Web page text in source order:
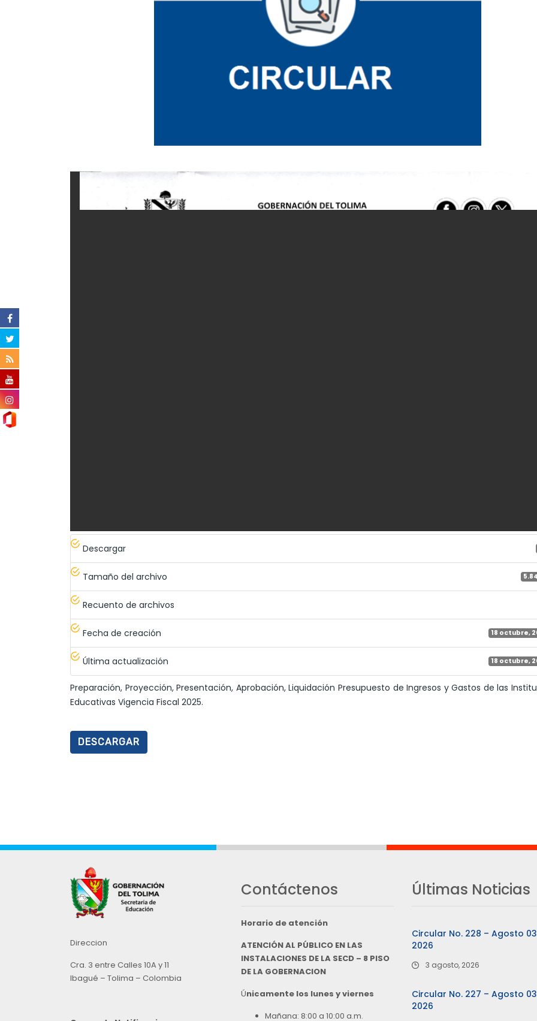
Descargar
Tamaño del archivo
Recuento de archivos
Fecha de creación 18 octubre,
Última actualización 18 octubre,
Preparación, Proyección, Presentación, Aprobación, Liquidación Presupuesto de Ingresos y Gastos de las
Educativas Vigencia Fiscal 2025.
DESCARGAR
Direccion
Cra. 3 entre Calles 10A y 11
Ibagué – Tolima – Colombia
Contáctenos
Horario de atención
ATENCIÓN AL PÚBLICO EN LAS
INSTALACIONES DE LA SECD – 8 PISO
DE LA GOBERNACION
Únicamente los lunes y viernes
Mañana: 8:00 a 10:00 a.m.
Últimas Noticias
Circular No. 228 – Agosto
2026
3 agosto, 2026
Circular No. 227 – Agosto
2026